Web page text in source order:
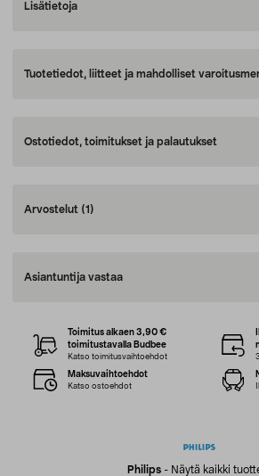
Lisätietoja
Tuotetiedot, liitteet ja mahdolliset
Ostotiedot, toimitukset ja palautukset
Arvostelut (1)
Asiantuntija vastaa
Philips- Näytä kaikki
Toimitus alkaen 3,90 €
toimitustavalla Budbee
Katso toimitusvaihtoehdot
Maksuvaihtoehdot
Katso ostoehdot